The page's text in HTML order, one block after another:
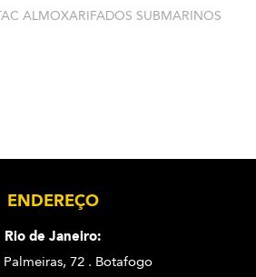
ALMOXARIFADOS SUBMARINOS
ENDEREÇO
Rio de Janeiro:
Palmeiras, 72 . Botafogo